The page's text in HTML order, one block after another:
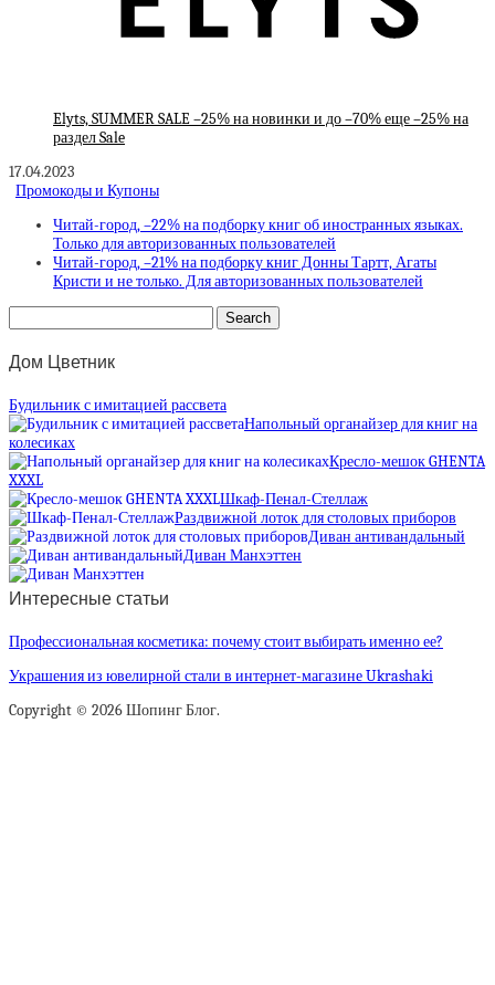
Elyts, SUMMER SALE –25% на новинки и до –70% еще –25% на
раздел Sale
17.04.2023
Промокоды и Купоны
Читай-город, –22% на подборку книг об иностранных языках.
Только для авторизованных пользователей
Читай-город, –21% на подборку книг Донны Тартт, Агаты
Кристи и не только. Для авторизованных пользователей
Дом Цветник
Будильник с имитацией рассвета
Напольный органайзер для книг на
колесиках
Кресло-мешок GHENTA
XXXL
Шкаф-Пенал-Стеллаж
Раздвижной лоток для столовых приборов
Диван антивандальный
Диван Манхэттен
Интересные статьи
Профессиональная косметика: почему стоит выбирать именно ее?
Украшения из ювелирной стали в интернет-магазине Ukrashaki
Copyright © 2026 Шопинг Блог.